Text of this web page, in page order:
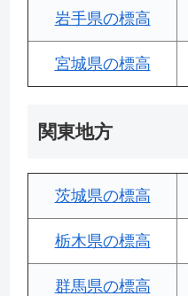
岩手県の標高
宮城県の標高
関東地方
茨城県の標高
栃木県の標高
群馬県の標高